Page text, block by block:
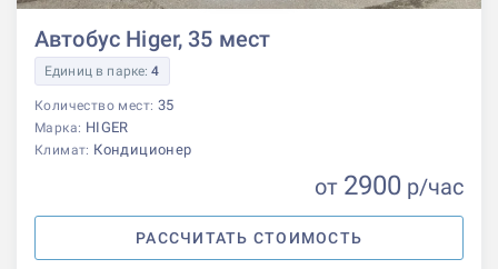
Автобус Higer, 35 мест
Единиц в парке:4
Количество мест: 35
Марка: HIGER
Климат: Кондиционер
от 2900 р/час
РАССЧИТАТЬ СТОИМОСТЬ